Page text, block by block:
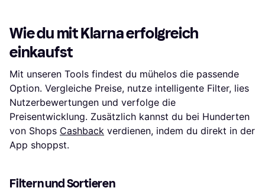
Wie du mit Klarna erfolgreich
einkaufst
Mit unseren Tools findest du mühelos die passende
Option. Vergleiche Preise, nutze intelligente Filter, lies
Nutzerbewertungen und verfolge die
Preisentwicklung. Zusätzlich kannst du bei Hunderten
von Shops Cashback verdienen, indem du direkt in der
App shoppst.
Filtern und Sortieren